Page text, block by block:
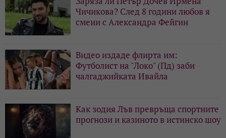
Чичикова? След 8 години любов я
смени с Александра Фейгин
Видео издаде флирта им:
Футболист на "Локо" (Пд) заби
чалгаджийката Ивайла
Как зодия Лъв превръща спортните
прогнози и казиното в истинско шоу